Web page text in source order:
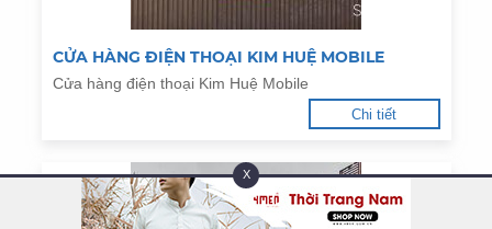
CỬA HÀNG ĐIỆN THOẠI KIM HUỆ MOBILE
Cửa hàng điện thoại Kim Huệ Mobile
Chi tiết
X